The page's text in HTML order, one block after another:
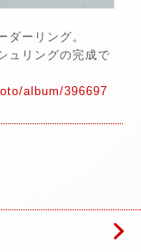
ダーリング。
ュリングの完成で
album/396697